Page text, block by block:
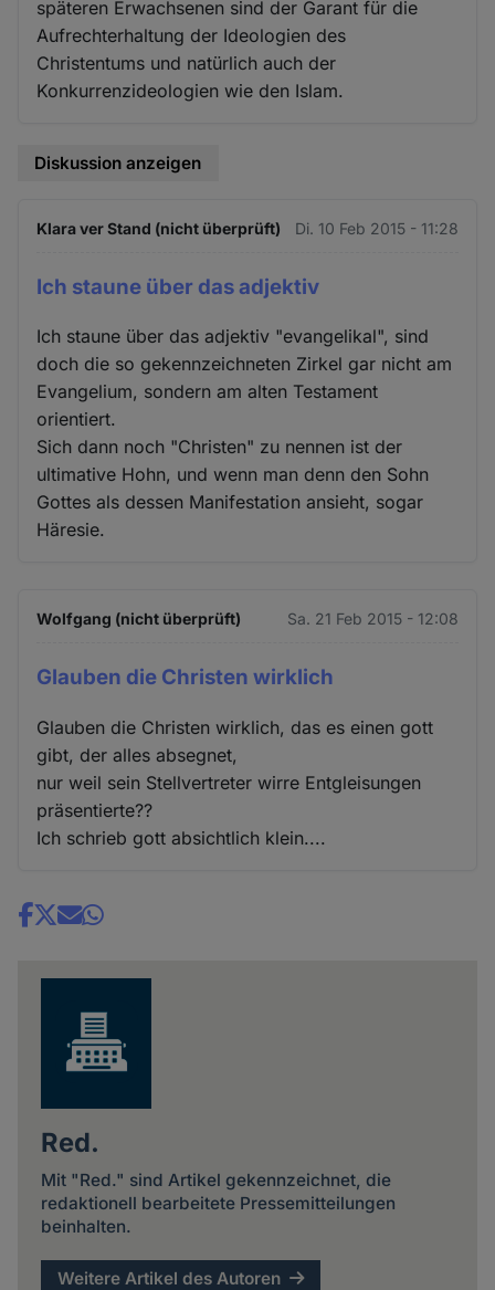
späteren Erwachsenen sind der Garant für die
Aufrechterhaltung der Ideologien des
Christentums und natürlich auch der
Konkurrenzideologien wie den Islam.
Diskussion anzeigen
Klara ver Stand (nicht überprüft) Di. 10 Feb 2015 - 11:28
Ich staune über das adjektiv
Ich staune über das adjektiv "evangelikal", sind
doch die so gekennzeichneten Zirkel gar nicht am
Evangelium, sondern am alten Testament
orientiert.
Sich dann noch "Christen" zu nennen ist der
ultimative Hohn, und wenn man denn den Sohn
Gottes als dessen Manifestation ansieht, sogar
Häresie.
Wolfgang (nicht überprüft) Sa. 21 Feb 2015 - 12:08
Glauben die Christen wirklich
Glauben die Christen wirklich, das es einen gott
gibt, der alles absegnet,
nur weil sein Stellvertreter wirre Entgleisungen
präsentierte??
Ich schrieb gott absichtlich klein....
Share
Red.
Mit "Red." sind Artikel gekennzeichnet, die
redaktionell bearbeitete Pressemitteilungen
beinhalten.
Weitere Artikel des Autoren